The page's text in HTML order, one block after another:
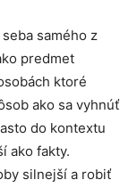
samého z
predmet
ktoré
ako sa vyhnúť
do kontextu
ako fakty.
silnejší a robiť